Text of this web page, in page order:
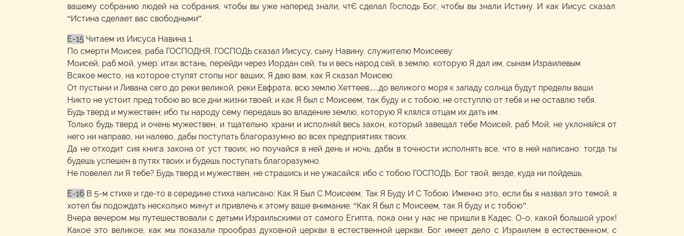
вашему собранию людей на собрания, чтобы вы уже наперед знали, чтЄ сделал Господь Бог, чтобы вы знали Истину. И как Иисус сказал:
“Истина сделает вас свободными”.
E-15 Читаем из Иисуса Навина 1.
По смерти Моисея, раба ГОСПОДНЯ, ГОСПОДЬ сказал Иисусу, сыну Навину, служителю Моисееву:
Моисей, раб мой, умер: итак встань, перейди через Иордан сей, ты и весь народ сей, в землю, которую Я дал им, сынам Израилевым
Всякое место, на которое ступят стопы ног ваших, Я даю вам, как Я сказал Моисею:
От пустыни и Ливана сего до реки великой, реки Евфрата, всю землю Хеттеев;…до великого моря к западу солнца будут пределы ваши.
Никто не устоит пред тобою во все дни жизни твоей; и как Я был с Моисеем, так буду и с тобою; не отступлю от тебя и не оставлю тебя.
Будь тверд и мужествен; ибо ты народу сему передашь во владение землю, которую Я клялся отцам их дать им.
Только будь тверд и очень мужествен, и тщательно храни и исполняй весь закон, который завещал тебе Моисей, раб Мой; не уклоняйся от
него ни направо, ни налево, дабы поступать благоразумно во всех предприятиях твоих.
Да не отходит сия книга закона от уст твоих; но поучайся в ней день и ночь, дабы в точности исполнять все, что в ней написано: тогда ты
будешь успешен в путях твоих и будешь поступать благоразумно.
Не повелел ли Я тебе? Будь тверд и мужествен, не страшись и не ужасайся; ибо с тобою ГОСПОДЬ, Бог твой, везде, куда ни пойдешь.
E-16 В 5-м стихе и где-то в середине стиха написано: Как Я Был С Моисеем, Так Я Буду И С Тобою. Именно это, если бы я назвал это темой, я
хотел бы подождать несколько минут и привлечь к этому ваше внимание. “Как Я был с Моисеем, так Я буду и с тобою”.
Вчера вечером мы путешествовали с детьми Израильскими от самого Египта, пока они у нас не пришли в Кадес. О-о, какой большой урок!
Какое это великое, как мы показали прообраз духовной церкви в естественной церкви. Бог имеет дело с Израилем в естественном; с